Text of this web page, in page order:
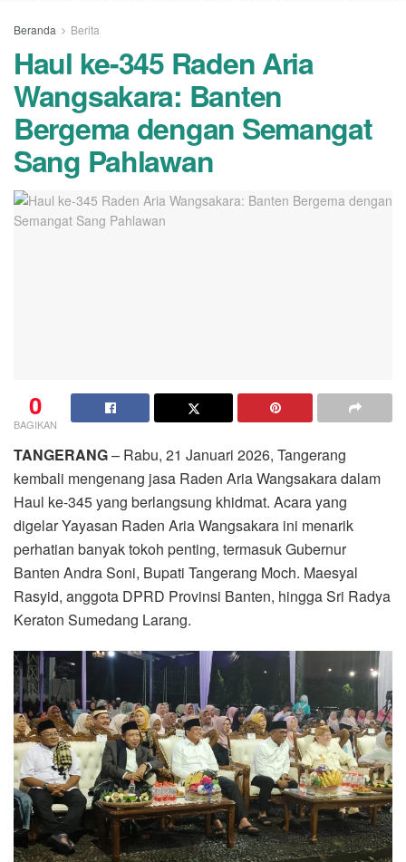
Beranda Berita
Haul ke-345 Raden Aria
Wangsakara: Banten
Bergema dengan Semangat
Sang Pahlawan
0
BAGIKAN
TANGERANG– Rabu, 21 Januari 2026, Tangerang
kembali mengenang jasa Raden Aria Wangsakara dalam
Haul ke-345 yang berlangsung khidmat. Acara yang
digelar Yayasan Raden Aria Wangsakara ini menarik
perhatian banyak tokoh penting, termasuk Gubernur
Banten Andra Soni, Bupati Tangerang Moch. Maesyal
Rasyid, anggota DPRD Provinsi Banten, hingga Sri Radya
Keraton Sumedang Larang.